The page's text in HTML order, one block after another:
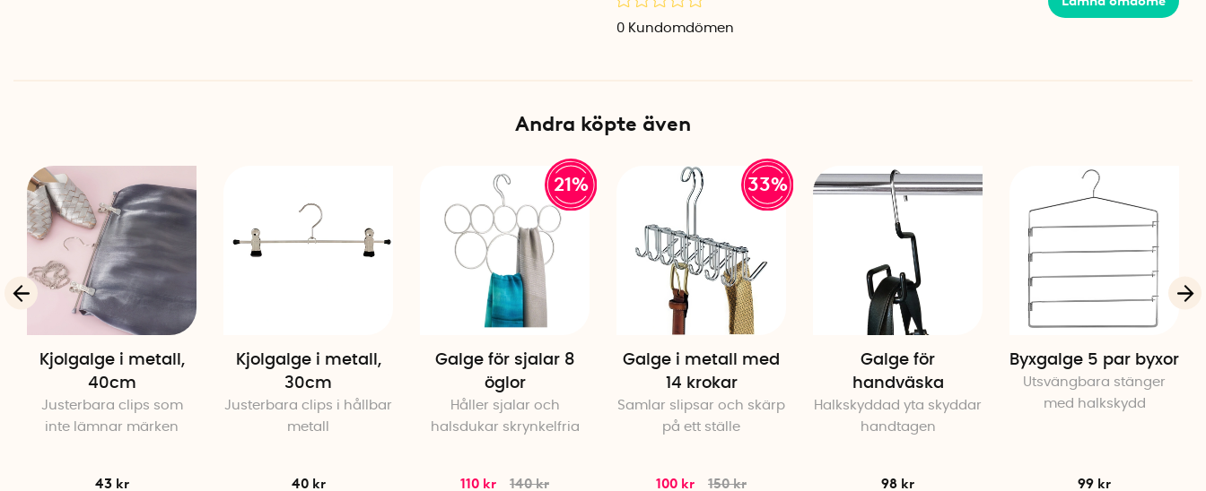
Mått: 29 x 25,5 x 1,6 cm
Antal öglor: 18
0 Kundomdömen
Andra köpte även
Kjolgalge i metall,
40cm
Justerbara clips som
inte lämnar märken
43 kr
Kjolgalge i metall,
30cm
Justerbara clips i hållbar
metall
40 kr
21%
Galge för sjalar 8
öglor
Håller sjalar och
halsdukar skrynkelfria
110 kr
140 kr
33%
Galge i metall med
14 krokar
Samlar slipsar och skärp
på ett ställe
100 kr
150 kr
Galge för
handväska
Halkskyddad yta skyddar
handtagen
98 kr
Byxgalge 5 par byxor
Utsvängbara stänger
med halkskydd
99 kr